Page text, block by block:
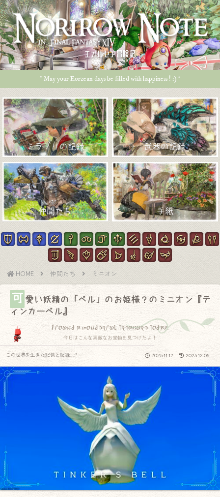
エオルゼア冒険記
* May your Eorzean days be filled with happiness ! :) *
ミラプリの記録 武器の記録
仲間たち 手紙
HOME 仲間たち ミニオン
可 愛い妖精の「ベル」のお姫様？のミニオン『テ
ィンカーベル』
I found a wonderful treasure today.
今日はこんな素敵なお宝物を見つけたよ！
2025.11.12 2025.12.06
この世界を生きた記憶と記録.｡.:*